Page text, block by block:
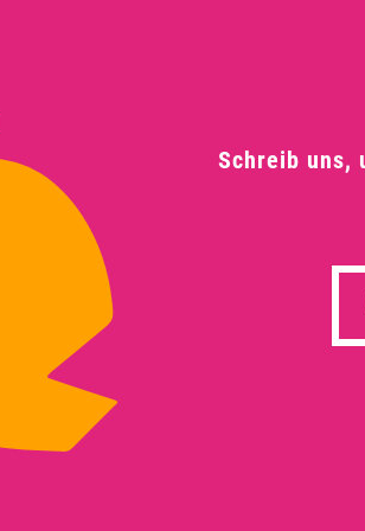
Schreib uns,